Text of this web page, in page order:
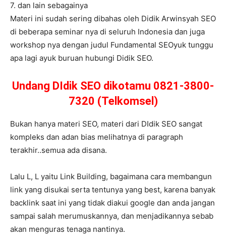
7. dan lain sebagainya
Materi ini sudah sering dibahas oleh Didik Arwinsyah SEO
di beberapa seminar nya di seluruh Indonesia dan juga
workshop nya dengan judul Fundamental SEOyuk tunggu
apa lagi ayuk buruan hubungi Didik SEO.
Undang DIdik SEO dikotamu 0821-3800-
7320 (Telkomsel)
Bukan hanya materi SEO, materi dari DIdik SEO sangat
kompleks dan adan bias melihatnya di paragraph
terakhir..semua ada disana.
Lalu L, L yaitu Link Building, bagaimana cara membangun
link yang disukai serta tentunya yang best, karena banyak
backlink saat ini yang tidak diakui google dan anda jangan
sampai salah merumuskannya, dan menjadikannya sebab
akan menguras tenaga nantinya.